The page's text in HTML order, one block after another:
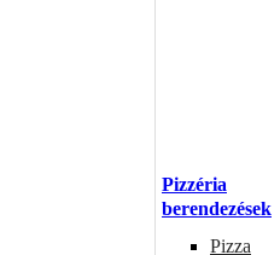
Pizzéria
berendezések
Pizza